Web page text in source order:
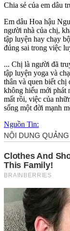
Chia sẻ của em dâu
Em dâu Hoa hậu
người nhà của chị,
tập luyện hay chạy
đúng sai trong việc
... Chị là người đã
tập luyện yoga và
thân và quen biết chị
không hiểu mới phát
mất rồi, việc của
sống một đời mạnh
Nguồn Tin: